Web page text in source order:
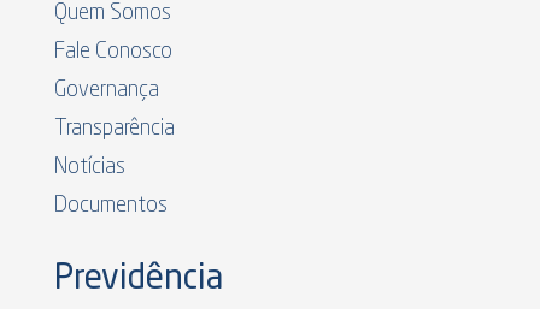
Quem Somos
Fale Conosco
Governança
Transparência
Notícias
Documentos
Previdência